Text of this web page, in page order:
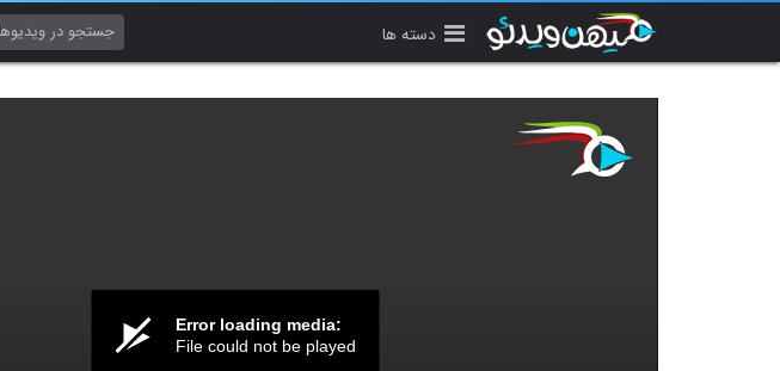
دسته ها
Error loading media:
File could not be played